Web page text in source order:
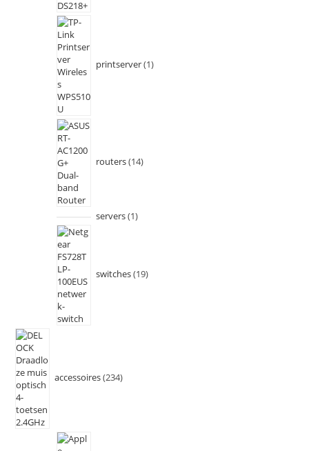
printserver 1
routers 14
servers 1
switches 19
accessoires 234